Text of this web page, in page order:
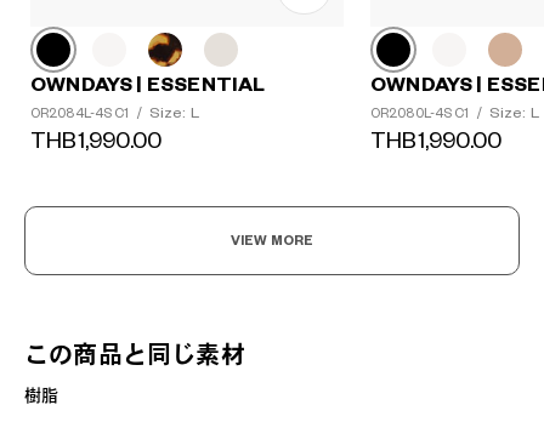
OWNDAYS | ESSENTIAL
OR2084L-4S C1 / Size: L
THB1,990.00
OWNDAYS |
OR2080L-4S C1 / Size: L
THB1,990.00
VIEW MORE
この商品と同じ素材
樹脂